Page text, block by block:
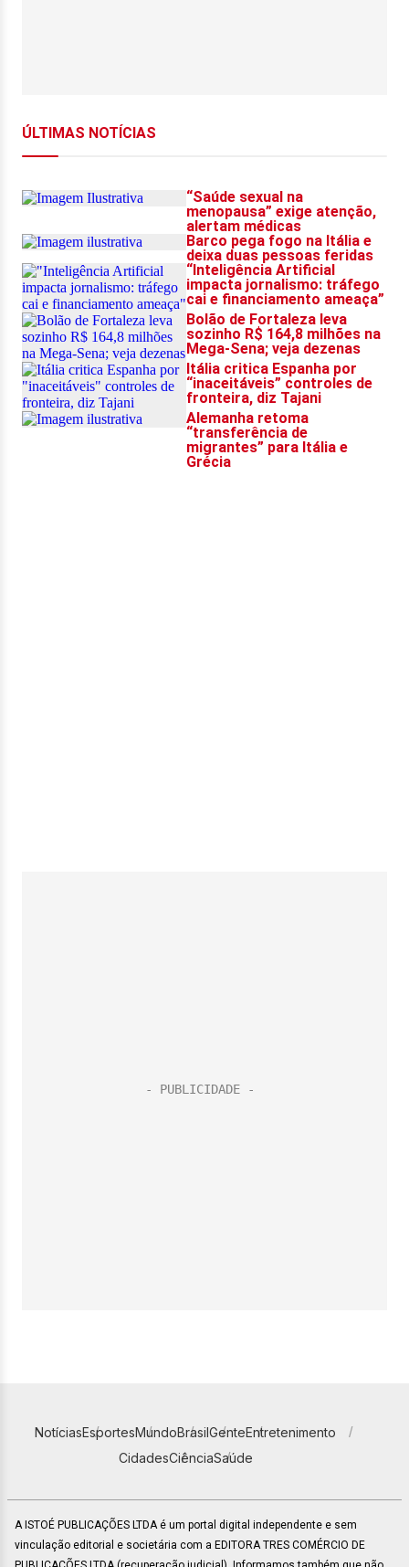
NotíciasEsportesMundoBrasilGenteEntretenimento
CidadesCiênciaSaúde
A ISTOÉ PUBLICAÇÕES LTDA é um portal digital independente e sem
vinculação editorial e societária com a EDITORA TRES COMÉRCIO DE